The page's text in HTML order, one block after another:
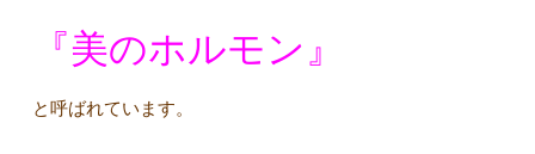
『美のホルモン』
と呼ばれています。